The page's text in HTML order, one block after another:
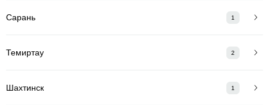
Сарань 1
Темиртау 2
Шахтинск 1